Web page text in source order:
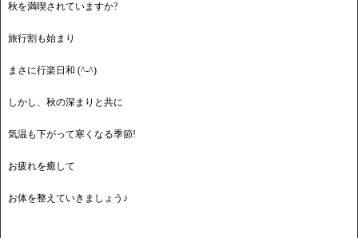
秋を満喫されていますか?
旅行割も始まり
まさに行楽日和 (^-^)
しかし、秋の深まりと共に
気温も下がって寒くなる季節!
お疲れを癒して
お体を整えていきましょう♪